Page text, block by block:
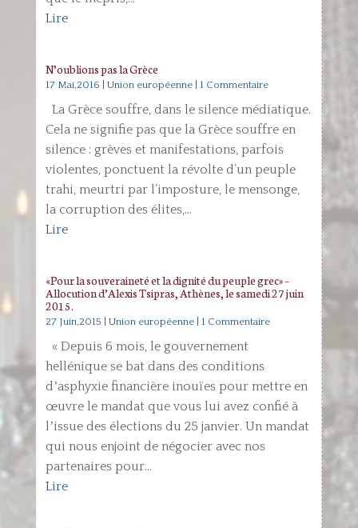
Lire
N’oublions pas la Grèce
17 Mai,2016 Union européenne| 1 Commentaire
La Grèce souffre, dans le silence médiatique.
Cela ne signifie pas que la Grèce souffre en
silence : grèves et manifestations, parfois
violentes, ponctuent la révolte d’un peuple
trahi, meurtri par l’imposture, le mensonge,
la corruption des élites,...
Lire
«Pour la souveraineté et la dignité du peuple grec» –
Allocution d’Alexis Tsipras, Athènes, le samedi 27 juin
2015.
27 Juin,2015 Union européenne| 1 Commentaire
« Depuis 6 mois, le gouvernement
hellénique se bat dans des conditions
dʼasphyxie financière inouïes pour mettre en
œuvre le mandat que vous lui avez confié à
lʼissue des élections du 25 janvier. Un mandat
qui nous enjoint de négocier avec nos
partenaires pour...
Lire